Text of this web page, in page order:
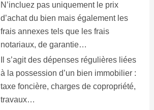
N’incluez pas uniquement le prix
d’achat du bien mais également les
frais annexes tels que les frais
notariaux, de garantie…
Il s’agit des dépenses régulières liées
à la possession d’un bien immobilier :
taxe foncière, charges de copropriété,
travaux…